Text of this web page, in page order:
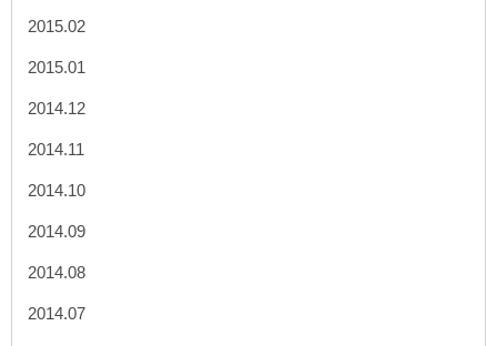
2015.02
2015.01
2014.12
2014.11
2014.10
2014.09
2014.08
2014.07